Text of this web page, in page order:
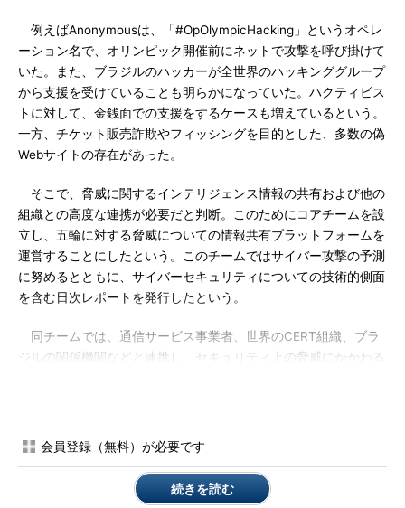
例えばAnonymousは、「#OpOlympicHacking」というオペレ
ーション名で、オリンピック開催前にネットで攻撃を呼び掛けて
いた。また、ブラジルのハッカーが全世界のハッキンググループ
から支援を受けていることも明らかになっていた。ハクティビス
トに対して、金銭面での支援をするケースも増えているという。
一方、チケット販売詐欺やフィッシングを目的とした、多数の偽
Webサイトの存在があった。
そこで、脅威に関するインテリジェンス情報の共有および他の
組織との高度な連携が必要だと判断。このためにコアチームを設
立し、五輪に対する脅威についての情報共有プラットフォームを
運営することにしたという。このチームではサイバー攻撃の予測
に努めるとともに、サイバーセキュリティについての技術的側面
を含む日次レポートを発行したという。
同チームでは、通信サービス事業者、世界のCERT組織、ブラ
ジルの関係機関などと連携し、セキュリティ上の脅威にかかわる
ーク製品の脆弱性管理については、Cisco PSIRTという専任チー
結果はどうだったか。リオデジャネイロオリンピック／パラリ
会員登録（無料）が必要です
続きを読む